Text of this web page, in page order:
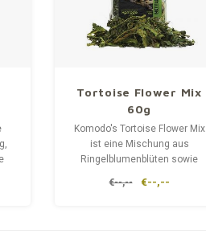
Tortoise Flower Mix
60g
Komodo's Tortoise Flower Mix
ist eine Mischung aus
Ringelblumenblüten sowie
Sonnenblumenblättern, die
€--,-- €--,--